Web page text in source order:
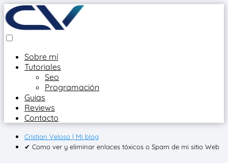
Sobre mí
Tutoriales
Seo
Programación
Guias
Reviews
Contacto
Cristian Veloso | Mi blog
✔ Como ver y eliminar enlaces tóxicos o Spam de mi sitio Web